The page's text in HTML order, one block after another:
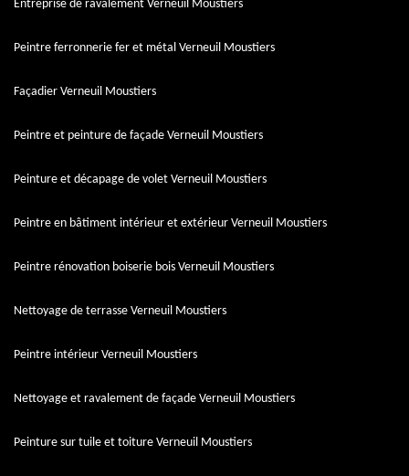
Entreprise de ravalement Verneuil Moustiers
Peintre ferronnerie fer et métal Verneuil Moustiers
Façadier Verneuil Moustiers
Peintre et peinture de façade Verneuil Moustiers
Peinture et décapage de volet Verneuil Moustiers
Peintre en bâtiment intérieur et extérieur Verneuil Moustiers
Peintre rénovation boiserie bois Verneuil Moustiers
Nettoyage de terrasse Verneuil Moustiers
Peintre intérieur Verneuil Moustiers
Nettoyage et ravalement de façade Verneuil Moustiers
Peinture sur tuile et toiture Verneuil Moustiers